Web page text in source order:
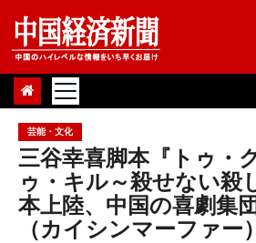
Skip
content
芸能・文化
三谷幸喜脚本『トゥ・
ゥ・キル～殺せない殺
本上陸、中国の喜劇集
（カイシンマーファー